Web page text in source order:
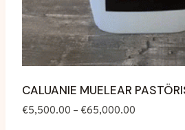
CALUANIE MUELEAR
€5,500.00 – €65,000.00